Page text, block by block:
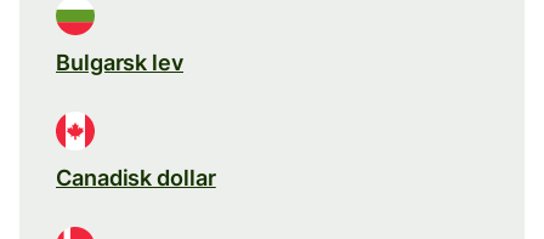
Bulgarsk lev
Canadisk dollar